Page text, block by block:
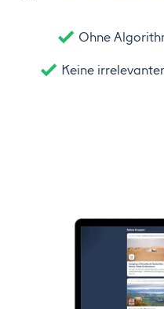
Ohne
Keine